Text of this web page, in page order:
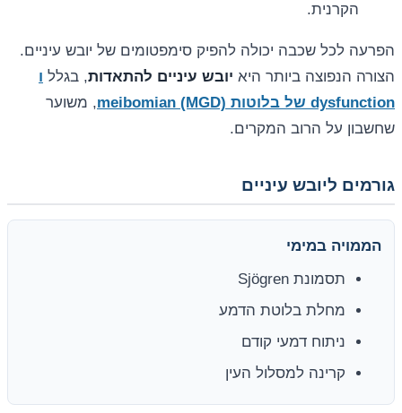
הקרנית.
הפרעה לכל שכבה יכולה להפיק סימפטומים של יובש עיניים.
הצורה הנפוצה ביותר היא יובש עיניים להתאדות, בגלל ו
dysfunction של בלוטות meibomian (MGD)
, משוער
שחשבון על הרוב המקרים.
גורמים ליובש עיניים
הממויה במימי
תסמונת Sjögren
מחלת בלוטת הדמע
ניתוח דמעי קודם
קרינה למסלול העין